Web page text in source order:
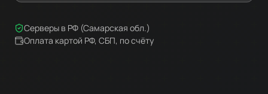
Серверы в РФ (Самарская обл.)
Оплата картой РФ, СБП, по счёту